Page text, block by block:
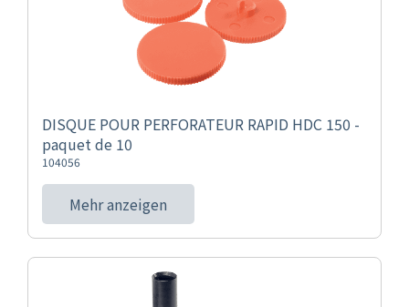
DISQUE POUR PERFORATEUR RAPID HDC 150 -
paquet de 10
104056
Mehr anzeigen